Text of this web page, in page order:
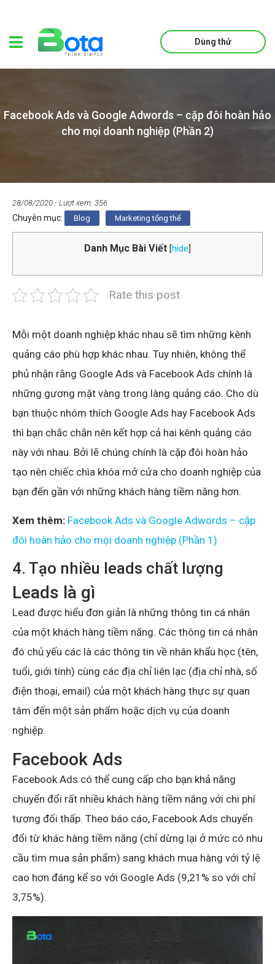
Dùng thử
Facebook Ads và Google Adwords – cặp đôi hoàn hảo
cho mọi doanh nghiệp (Phần 2)
28/08/2020 - Lượt xem: 356
Chuyên mục: Blog Marketing tổng thể
Danh Mục Bài Viết [hide
Rate this post
Mỗi một doanh nghiệp khác nhau sẽ tìm những kênh
quảng cáo phù hợp khác nhau. Tuy nhiên, không thể
phủ nhận rằng Google Ads và Facebook Ads chính là
những gương mặt vàng trong làng quảng cáo. Cho dù
bạn thuộc nhóm thích Google Ads hay Facebook Ads
thì bạn chắc chắn nên kết hợp cả hai kênh quảng cáo
này với nhau. Bởi lẽ chúng chính là cặp đôi hoàn hảo
tạo nên chiếc chìa khóa mở cửa cho doanh nghiệp của
bạn đến gần với những khách hàng tiềm năng hơn.
Xem thêm: Facebook Ads và Google Adwords – cặp
đôi hoàn hảo cho mọi doanh nghiệp (Phần 1)
4. Tạo nhiều leads chất lượng
Leads là gì
Lead được hiểu đơn giản là những thông tin cá nhân
của một khách hàng tiềm năng. Các thông tin cá nhân
đó chủ yếu các là các thông tin về nhân khẩu học (tên,
tuổi, giới tính) cùng các địa chỉ liên lạc (địa chỉ nhà, số
điện thoại, email) của một khách hàng thực sự quan
tâm đến một sản phẩm hoặc dịch vụ của doanh
nghiệp.
Facebook Ads
Facebook Ads có thể cung cấp cho bạn khả năng
chuyển đổi rất nhiều khách hàng tiềm năng với chi phí
tương đối thấp. Theo báo cáo, Facebook Ads chuyển
đổi từ khác hàng tiềm năng (chỉ dừng lại ở mức có nhu
cầu tìm mua sản phẩm) sang khách mua hàng với tỷ lệ
cao hơn đáng kể so với Google Ads (9,21% so với chỉ
3,75%).